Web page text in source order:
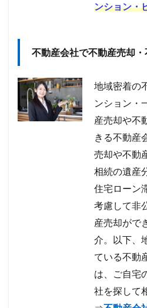
ンション・
不動産会社で不動産売却
地域密着の
ンション・
産売却や不
きる不動産
売却や不動
相続の遺産
住宅ローン
考慮して非
産売却がで
介。以下、
ている不動
は、ご自宅
社を探して